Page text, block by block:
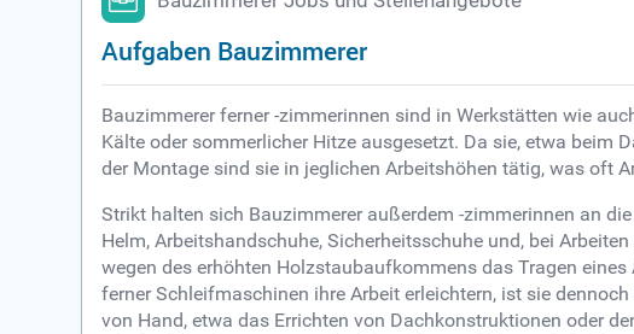
Aufgaben Bauzimmerer
Bauzimmerer ferner -zimmerinnen sind in Werkstätten wie
Kälte oder sommerlicher Hitze ausgesetzt. Da sie, etwa beim
der Montage sind sie in jeglichen Arbeitshöhen tätig, was oft
Strikt halten sich Bauzimmerer außerdem -zimmerinnen an
Helm, Arbeitshandschuhe, Sicherheitsschuhe und, bei
wegen des erhöhten Holzstaubaufkommens das Tragen
ferner Schleifmaschinen ihre Arbeit erleichtern, ist sie
von Hand, etwa das Errichten von Dachkonstruktionen oder